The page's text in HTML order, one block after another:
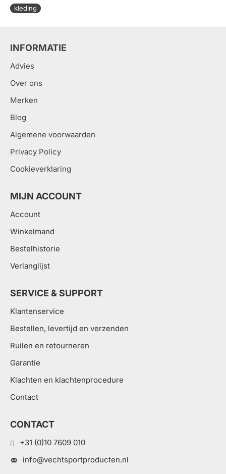
kleding
INFORMATIE
Advies
Over ons
Merken
Blog
Algemene voorwaarden
Privacy Policy
Cookieverklaring
MIJN ACCOUNT
Account
Winkelmand
Bestelhistorie
Verlanglijst
SERVICE & SUPPORT
Klantenservice
Bestellen, levertijd en verzenden
Ruilen en retourneren
Garantie
Klachten en klachtenprocedure
Contact
CONTACT
+31 (0)10 7609 010
info@vechtsportproducten.nl